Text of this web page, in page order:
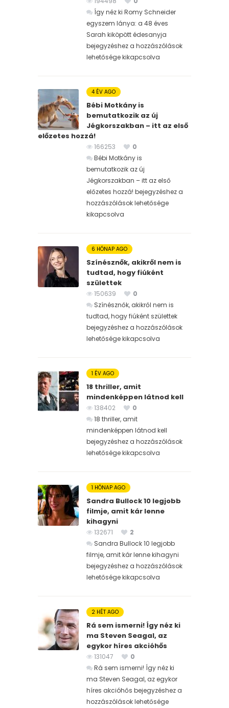
Így néz ki Romy Schneider
egyszem lánya: a 48 éves
Sarah kiköpött édesanyja
bejegyzéshez a hozzászólások
lehetősége kikapcsolva
4 ÉV AGO
Bébi Motkány is
bemutatkozik az új
Jégkorszakban – itt az első
előzetes hozzá!
166253
0
Bébi Motkány is
bemutatkozik az új
Jégkorszakban – itt az első
előzetes hozzá! bejegyzéshez a
hozzászólások lehetősége
kikapcsolva
6 HÓNAP AGO
Színésznők, akikről nem is
tudtad, hogy fiúként
születtek
150639
0
Színésznők, akikről nem is
tudtad, hogy fiúként születtek
bejegyzéshez a hozzászólások
lehetősége kikapcsolva
1 ÉV AGO
18 thriller, amit
mindenképpen látnod kell
138402
0
18 thriller, amit
mindenképpen látnod kell
bejegyzéshez a hozzászólások
lehetősége kikapcsolva
1 HÓNAP AGO
Sandra Bullock 10 legjobb
filmje, amit kár lenne
kihagyni
132671
2
Sandra Bullock 10 legjobb
filmje, amit kár lenne kihagyni
bejegyzéshez a hozzászólások
lehetősége kikapcsolva
2 HÉT AGO
Rá sem ismerni! Így néz ki
ma Steven Seagal, az
egykor híres akcióhős
131047
0
Rá sem ismerni! Így néz ki
ma Steven Seagal, az egykor
híres akcióhős bejegyzéshez a
hozzászólások lehetősége